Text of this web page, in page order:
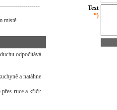
místě.
odpočítává
a natáhne
přes ruce a kříčí:
Text
*)